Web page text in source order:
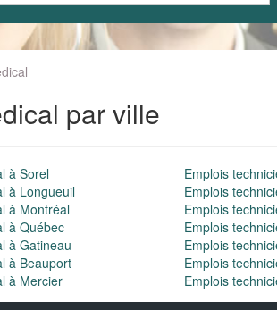
par ville
à Sorel Emplois
à Longueuil
Emplois
à Montréal
Emplois
à Québec
Emplois
à Gatineau
Emplois
à Beauport
Emplois
à Mercier
Emplois